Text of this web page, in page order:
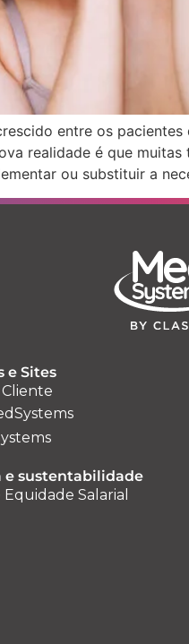
entre os
realidade é que
ou substituir a
e Sites
e sustentabilidade
Salarial